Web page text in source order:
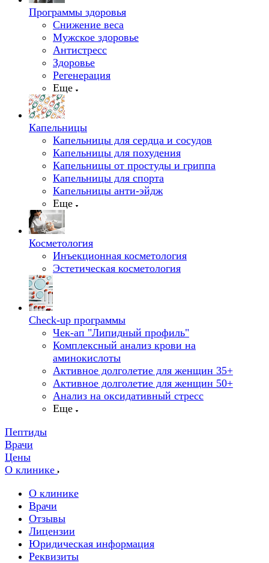
Программы здоровья
Снижение веса
Мужское здоровье
Антистресс
Здоровье
Регенерация
Еще
Капельницы
Капельницы для сердца и сосудов
Капельницы для похудения
Капельницы от простуды и гриппа
Капельницы для спорта
Капельницы анти-эйдж
Еще
Косметология
Инъекционная косметология
Эстетическая косметология
Check-up программы
Чек-ап "Липидный профиль"
Комплексный анализ крови на
аминокислоты
Активное долголетие для женщин 35+
Активное долголетие для женщин 50+
Анализ на оксидативный стресс
Еще
Пептиды
Врачи
Цены
О клинике
О клинике
Врачи
Отзывы
Лицензии
Юридическая информация
Реквизиты